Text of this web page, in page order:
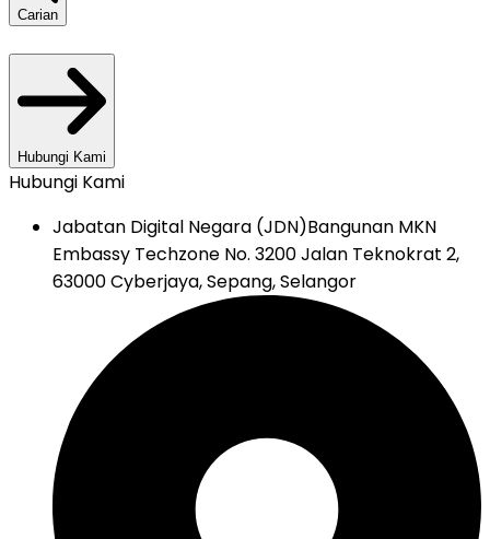
Carian
Hubungi Kami
Hubungi Kami
Jabatan Digital Negara (JDN)Bangunan MKN
Embassy Techzone No. 3200 Jalan Teknokrat 2,
63000 Cyberjaya, Sepang, Selangor